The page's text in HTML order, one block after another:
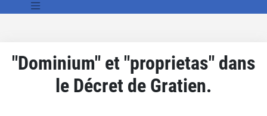
"Dominium" et "proprietas" dans
le Décret de Gratien.